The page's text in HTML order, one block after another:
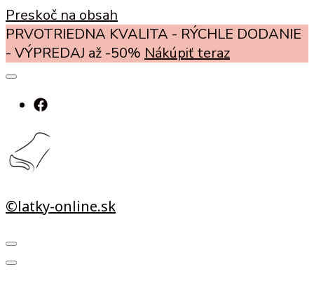
Preskoč na obsah
PRVOTRIEDNA KVALITA - RÝCHLE DODANIE
- VÝPREDAJ až -50% Nákúpiť teraz
©latky-online.sk